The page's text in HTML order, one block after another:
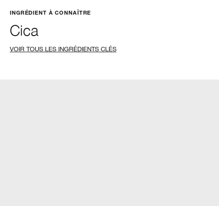
INGRÉDIENT À CONNAÎTRE
Cica
VOIR TOUS LES INGRÉDIENTS CLÉS